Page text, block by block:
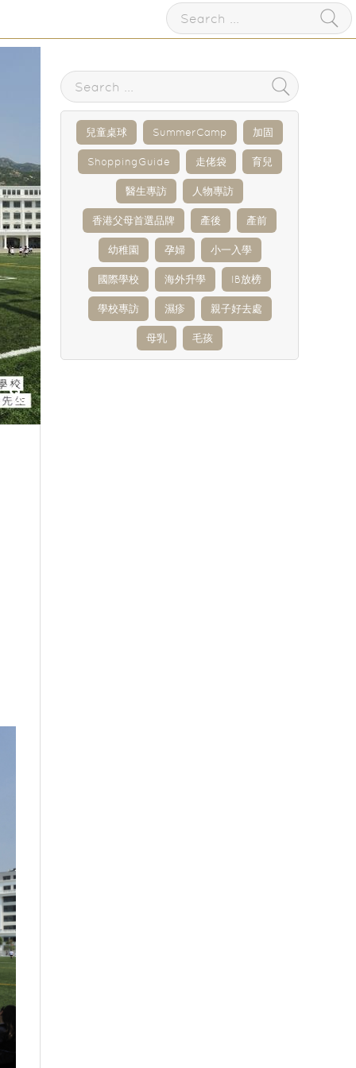
兒童桌球 SummerCamp 加固
ShoppingGuide 走佬袋 育兒
醫生專訪 人物專訪
香港父母首選品牌 產後 產前
幼稚園 孕婦 小一入學
國際學校 海外升學 IB放榜
學校專訪 濕疹 親子好去處
母乳 毛孩